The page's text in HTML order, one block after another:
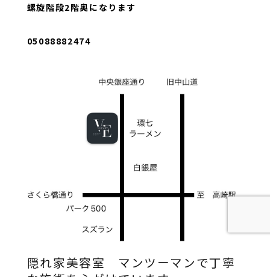
螺旋階段2階奥になります
05088882474
隠れ家美容室 マンツーマンで丁寧